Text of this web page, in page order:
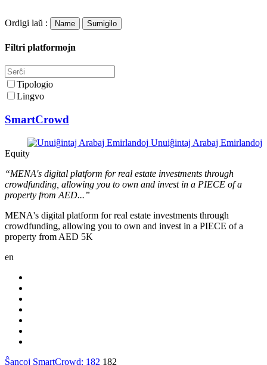
Ordigi laŭ : Name Sumigilo
Filtri platformojn
Tipologio
Lingvo
SmartCrowd
Unuiĝintaj Arabaj Emirlandoj
Equity
“MENA's digital platform for real estate investments through
crowdfunding, allowing you to own and invest in a PIECE of a
property from AED...”
MENA's digital platform for real estate investments through
crowdfunding, allowing you to own and invest in a PIECE of a
property from AED 5K
en
Ŝancoj SmartCrowd: 182 182